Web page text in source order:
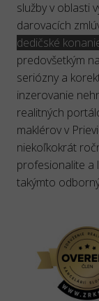
služby v oblasti
darovacích
dedičské
predovšetkým
seriózny a
inzerovanie
realitných
maklérov v
niekoľkokrát
profesionalite a
takýmto